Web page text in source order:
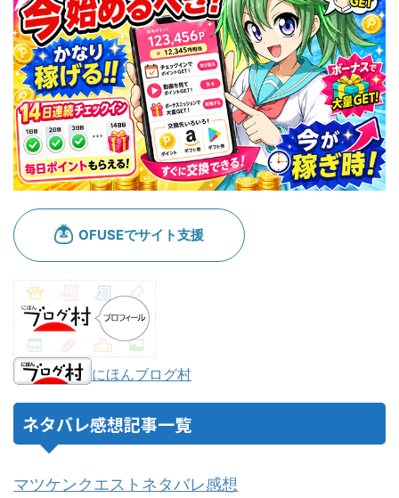
にほんブログ村
ネタバレ感想記事一覧
マツケンクエストネタバレ感想